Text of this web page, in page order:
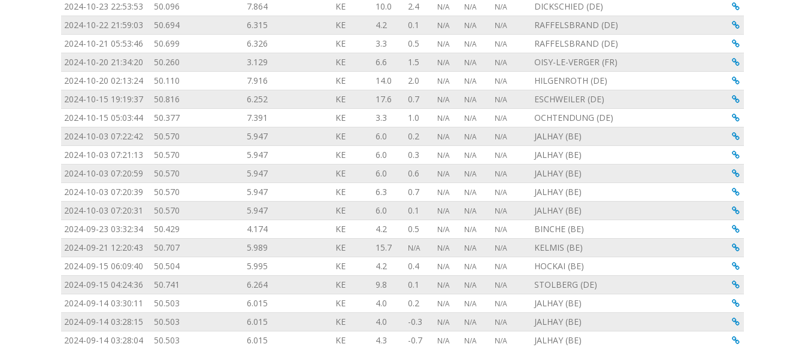
2024-10-23 22:53:53
50.096 7.864 KE 10.0 2.4 N/A N/A N/A DICKSCHIED (DE)
2024-10-22 21:59:03
50.694 6.315 KE 4.2 0.1 N/A N/A N/A RAFFELSBRAND (DE)
2024-10-21 05:53:46
50.699 6.326 KE 3.3 0.5 N/A N/A N/A RAFFELSBRAND (DE)
2024-10-20 21:34:20
50.260 3.129 KE 6.6 1.5 N/A N/A N/A OISY-LE-VERGER (FR)
2024-10-20 02:13:24
50.110 7.916 KE 14.0 2.0 N/A N/A N/A HILGENROTH (DE)
2024-10-15 19:19:37
50.816 6.252 KE 17.6 0.7 N/A N/A N/A ESCHWEILER (DE)
2024-10-15 05:03:44
50.377 7.391 KE 3.3 1.0 N/A N/A N/A OCHTENDUNG (DE)
2024-10-03 07:22:42
50.570 5.947 KE 6.0 0.2 N/A N/A N/A JALHAY (BE)
2024-10-03 07:21:13
50.570 5.947 KE 6.0 0.3 N/A N/A N/A JALHAY (BE)
2024-10-03 07:20:59
50.570 5.947 KE 6.0 0.6 N/A N/A N/A JALHAY (BE)
2024-10-03 07:20:39
50.570 5.947 KE 6.3 0.7 N/A N/A N/A JALHAY (BE)
2024-10-03 07:20:31
50.570 5.947 KE 6.0 0.1 N/A N/A N/A JALHAY (BE)
2024-09-23 03:32:34
50.429 4.174 KE 4.2 0.5 N/A N/A N/A BINCHE (BE)
2024-09-21 12:20:43
50.707 5.989 KE 15.7 N/A N/A N/A N/A KELMIS (BE)
2024-09-15 06:09:40
50.504 5.995 KE 4.2 0.4 N/A N/A N/A HOCKAI (BE)
2024-09-15 04:24:36
50.741 6.264 KE 9.8 0.1 N/A N/A N/A STOLBERG (DE)
2024-09-14 03:30:11
50.503 6.015 KE 4.0 0.2 N/A N/A N/A JALHAY (BE)
2024-09-14 03:28:15
50.503 6.015 KE 4.0 -0.3 N/A N/A N/A JALHAY (BE)
2024-09-14 03:28:04
50.503 6.015 KE 4.3 -0.7 N/A N/A N/A JALHAY (BE)